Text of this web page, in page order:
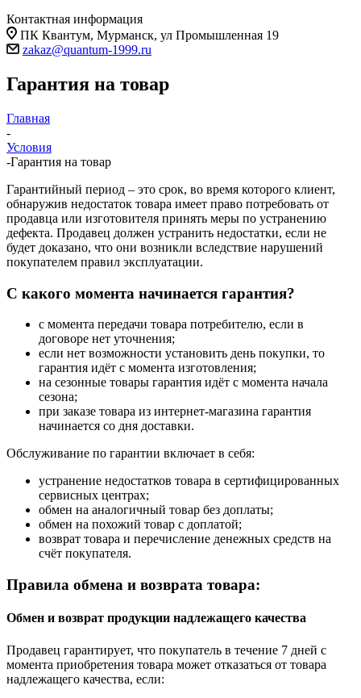
Контактная информация
ПК Квантум, Мурманск, ул Промышленная 19
zakaz@quantum-1999.ru
Гарантия на товар
Главная
-
Условия
-Гарантия на товар
Гарантийный период – это срок, во время которого клиент,
обнаружив недостаток товара имеет право потребовать от
продавца или изготовителя принять меры по устранению
дефекта. Продавец должен устранить недостатки, если не
будет доказано, что они возникли вследствие нарушений
покупателем правил эксплуатации.
С какого момента начинается гарантия?
с момента передачи товара потребителю, если в
договоре нет уточнения;
если нет возможности установить день покупки, то
гарантия идёт с момента изготовления;
на сезонные товары гарантия идёт с момента начала
сезона;
при заказе товара из интернет-магазина гарантия
начинается со дня доставки.
Обслуживание по гарантии включает в себя:
устранение недостатков товара в сертифицированных
сервисных центрах;
обмен на аналогичный товар без доплаты;
обмен на похожий товар с доплатой;
возврат товара и перечисление денежных средств на
счёт покупателя.
Правила обмена и возврата товара:
Обмен и возврат продукции надлежащего качества
Продавец гарантирует, что покупатель в течение 7 дней с
момента приобретения товара может отказаться от товара
надлежащего качества, если: